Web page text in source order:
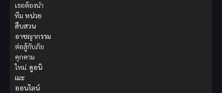
เธอต้องนำ
ทีม หน่วย
สืบสวน
อาชญากรรม
ต่อสู้กับภัย
คุกคาม
ใหม่. ดูอนิ
เมะ
ออนไลน์